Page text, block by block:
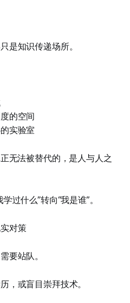
是知识传递场所。
的空间
实验室
无法被替代的，是人与人之
过什么”转向“我是谁”。
对策
要站队。
，或盲目崇拜技术。